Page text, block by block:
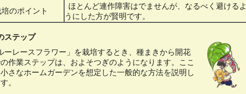
のポイント
ほとんど連作障害はでませんが、なるべく避けるよ
うにした方が賢明です。
ステップ
ーレースフラワー」を栽培するとき、種まきから開花
作業ステップは、およそつぎのようになります。ここ
さなホームガーデンを想定した一般的な方法を説明し
。